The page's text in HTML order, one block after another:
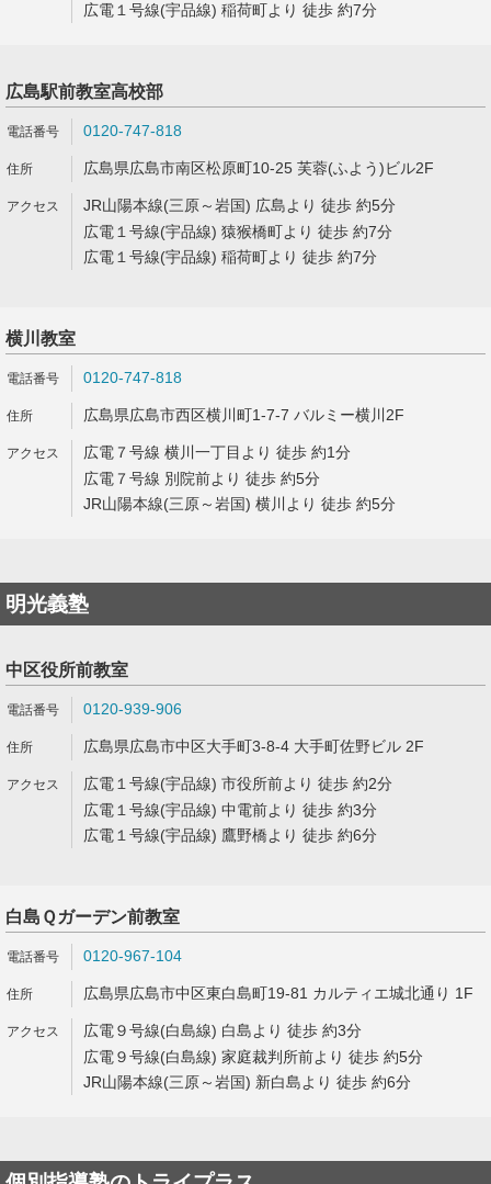
広電１号線(宇品線) 稲荷町より 徒歩 約7分
広島駅前教室高校部
0120-747-818
広島県広島市南区松原町10-25 芙蓉(ふよう)ビル2F
JR山陽本線(三原～岩国) 広島より 徒歩 約5分
広電１号線(宇品線) 猿猴橋町より 徒歩 約7分
広電１号線(宇品線) 稲荷町より 徒歩 約7分
横川教室
0120-747-818
広島県広島市西区横川町1-7-7 バルミー横川2F
広電７号線 横川一丁目より 徒歩 約1分
広電７号線 別院前より 徒歩 約5分
JR山陽本線(三原～岩国) 横川より 徒歩 約5分
明光義塾
中区役所前教室
0120-939-906
広島県広島市中区大手町3-8-4 大手町佐野ビル 2F
広電１号線(宇品線) 市役所前より 徒歩 約2分
広電１号線(宇品線) 中電前より 徒歩 約3分
広電１号線(宇品線) 鷹野橋より 徒歩 約6分
白島Ｑガーデン前教室
0120-967-104
広島県広島市中区東白島町19-81 カルティエ城北通り 1F
広電９号線(白島線) 白島より 徒歩 約3分
広電９号線(白島線) 家庭裁判所前より 徒歩 約5分
JR山陽本線(三原～岩国) 新白島より 徒歩 約6分